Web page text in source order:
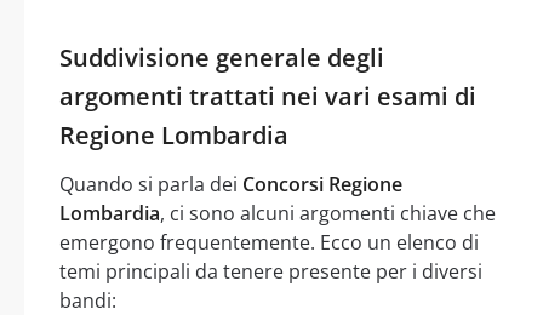
Suddivisione generale degli
argomenti trattati nei vari esami di
Regione Lombardia
Quando si parla dei Concorsi Regione
Lombardia, ci sono alcuni argomenti chiave che
emergono frequentemente. Ecco un elenco di
temi principali da tenere presente per i diversi
bandi: